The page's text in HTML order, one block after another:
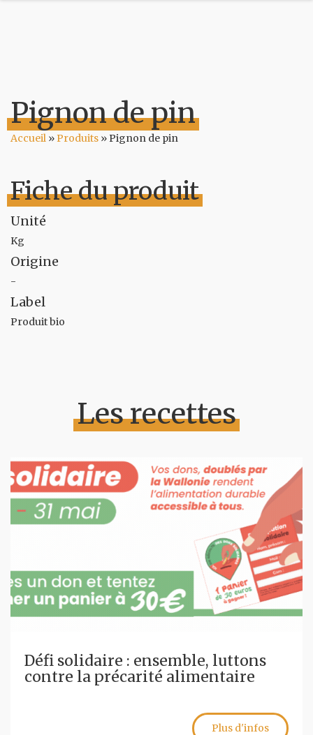
Pignon de pin
Accueil »Produits »Pignon de pin
Fiche du produit
Unité
Kg
Origine
-
Label
Produit bio
Les recettes
Défi solidaire : ensemble, luttons
contre la précarité alimentaire
Plus d'infos